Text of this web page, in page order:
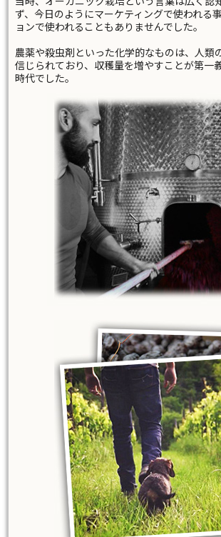
ず、今日のようにマーケティングで使われる
ョンで使われることもありませんでした。
農薬や殺虫剤といった化学的なものは、人類
信じられており、収穫量を増やすことが第一
時代でした。